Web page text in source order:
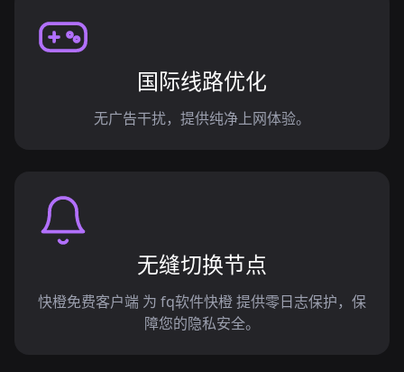
国际线路优化
无广告干扰，提供纯净上网体验。
无缝切换节点
快橙免费客户端 为 fq软件快橙 提供零日志保护，保
障您的隐私安全。